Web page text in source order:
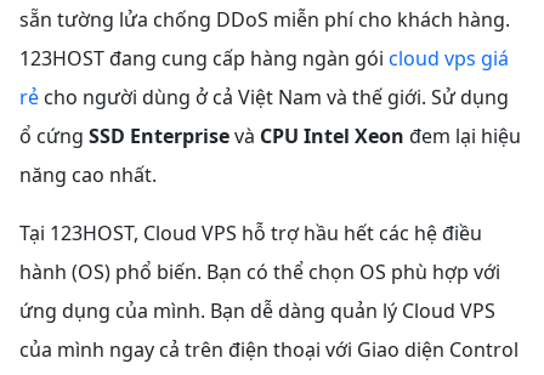
sẵn tường lửa chống DDoS miễn phí cho khách hàng.
123HOST đang cung cấp hàng ngàn gói cloud vps giá
rẻ cho người dùng ở cả Việt Nam và thế giới. Sử dụng
ổ cứng SSD Enterprisevà CPU Intel Xeon đem lại hiệu
năng cao nhất.
Tại 123HOST, Cloud VPS hỗ trợ hầu hết các hệ điều
hành (OS) phổ biến. Bạn có thể chọn OS phù hợp với
ứng dụng của mình. Bạn dễ dàng quản lý Cloud VPS
của mình ngay cả trên điện thoại với Giao diện Control